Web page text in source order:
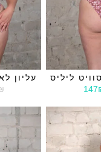
ליליס
עליון